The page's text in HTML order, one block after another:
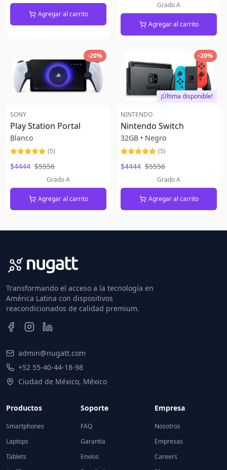
Agregar al carrito
Grado A
Agregar al carrito
-20%
SONY
Play Station Portal
Blanco
(5)
$4444 $5556
Grado A
Agregar al carrito
-20%
¡Última disponible!
NINTENDO
Nintendo Switch
32GB • Negro
(5)
$4444 $5556
Grado A
Agregar al carrito
Transformando el acceso a la tecnología en
América Latina con dispositivos
reacondicionados de calidad premium.
admin@nugatt.com
+52 55-40-44-18-98
Ciudad de México, México
Productos
Smartphones
Laptops
Tablets
Soporte
FAQ
Garantía
Envíos
Empresa
Nosotros
Empresas
Careers